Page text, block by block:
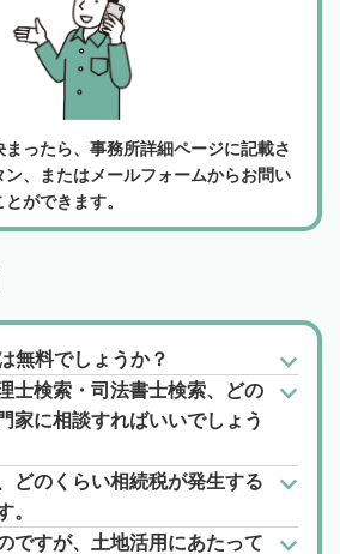
ったら、事務所詳細ページに記載さ
、またはメールフォームからお問い
ができます。
無料でしょうか？
士検索・司法書士検索、どの
家に相談すればいいでしょう
どのくらい相続税が発生する
。
ですが、土地活用にあたって